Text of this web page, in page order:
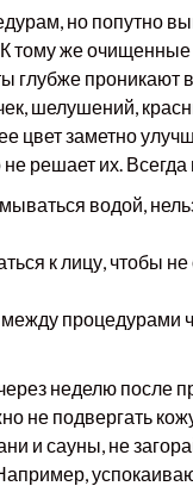
но попутно
тому же
глубже проникают
шелушений,
цвет заметно
решает их.
водой,
к лицу, чтобы
процедурами
неделю
не подвергать
и сауны, не